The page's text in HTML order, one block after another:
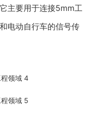
主要用于连接5mm工
电动自行车的信号传